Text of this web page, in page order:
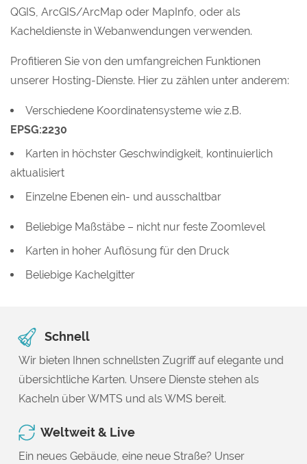
QGIS, ArcGIS/ArcMap oder MapInfo, oder als
Kacheldienste in Webanwendungen verwenden.
Profitieren Sie von den umfangreichen Funktionen
unserer Hosting-Dienste. Hier zu zählen unter anderem:
Verschiedene Koordinatensysteme wie z.B.
EPSG:2230
Karten in höchster Geschwindigkeit, kontinuierlich
aktualisiert
Einzelne Ebenen ein- und ausschaltbar
Beliebige Maßstäbe – nicht nur feste Zoomlevel
Karten in hoher Auflösung für den Druck
Beliebige Kachelgitter
Schnell
Wir bieten Ihnen schnellsten Zugriff auf elegante und
übersichtliche Karten. Unsere Dienste stehen als
Kacheln über WMTS und als WMS bereit.
Weltweit & Live
Ein neues Gebäude, eine neue Straße? Unser